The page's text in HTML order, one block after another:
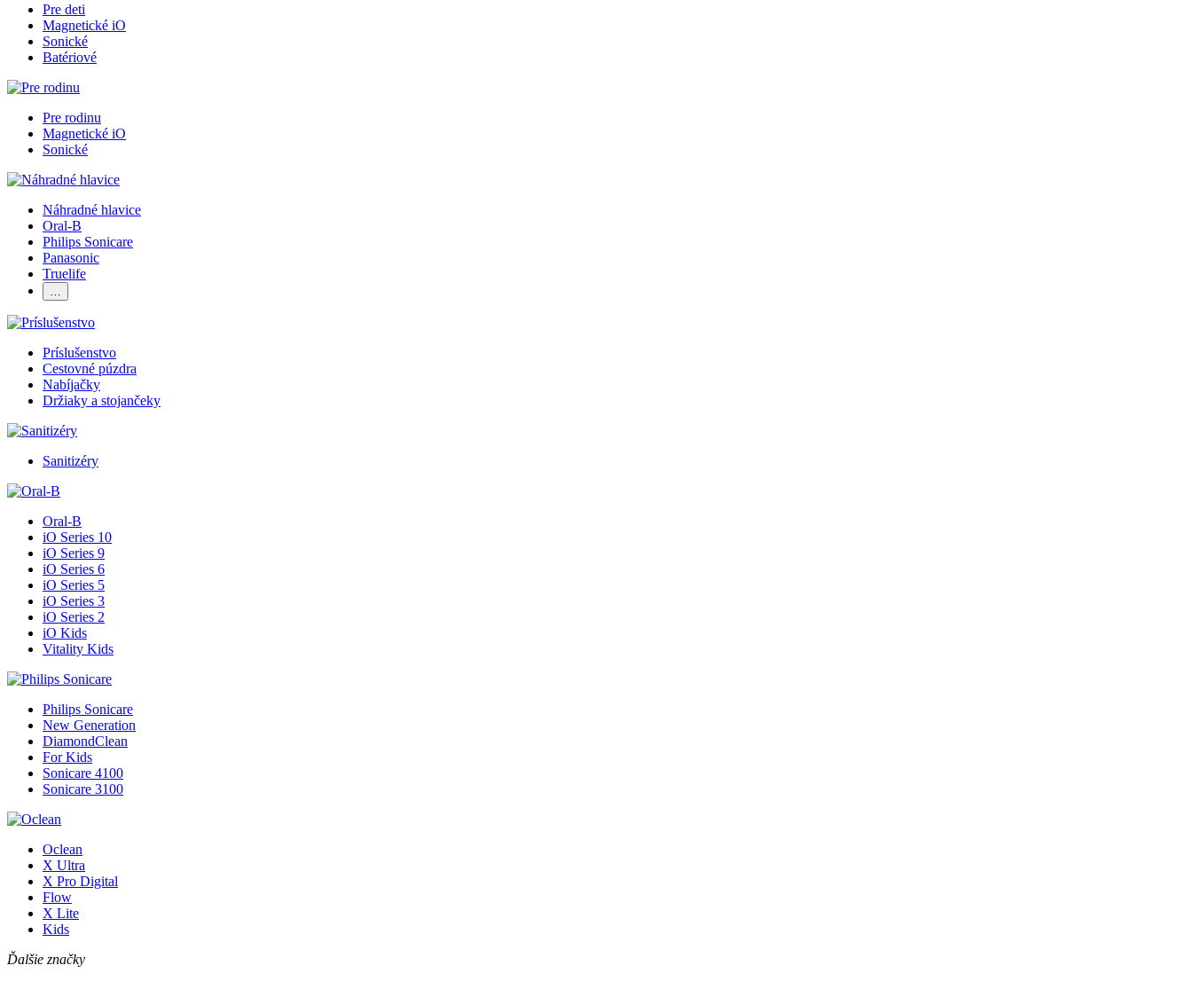
Pre deti
Magnetické iO
Sonické
Batériové
Pre rodinu
Magnetické iO
Sonické
Náhradné hlavice
Oral-B
Philips Sonicare
Panasonic
Truelife
…
Príslušenstvo
Cestovné púzdra
Nabíjačky
Držiaky a stojančeky
Sanitizéry
Oral-B
iO Series 10
iO Series 9
iO Series 6
iO Series 5
iO Series 3
iO Series 2
iO Kids
Vitality Kids
Philips Sonicare
New Generation
DiamondClean
For Kids
Sonicare 4100
Sonicare 3100
Oclean
X Ultra
X Pro Digital
Flow
X Lite
Kids
Ďalšie značky